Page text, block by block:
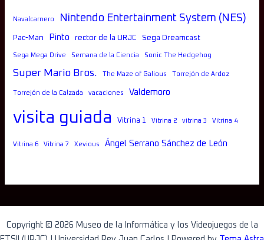
Navalcarnero Nintendo Entertainment System (NES)
Pac-Man Pinto rector de la URJC Sega Dreamcast
Sega Mega Drive Semana de la Ciencia Sonic The Hedgehog
Super Mario Bros. The Maze of Galious Torrejón de Ardoz
Torrejón de la Calzada vacaciones Valdemoro
visita guiada Vitrina 1 Vitrina 2 vitrina 3 Vitrina 4
Vitrina 6 Vitrina 7 Xevious Ángel Serrano Sánchez de León
Copyright © 2026 Museo de la Informática y los Videojuegos de la